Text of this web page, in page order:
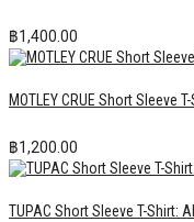
฿1,400.00
MOTLEY CRUE Short Sleeve
฿1,200.00
TUPAC Short Sleeve T-Shirt: